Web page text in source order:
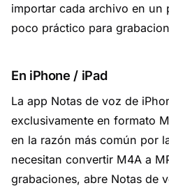
importar cada archivo en
poco práctico para
En iPhone / iPad
La app Notas de voz de
exclusivamente en formato
en la razón más común por
necesitan convertir M4A a
grabaciones, abre Notas de